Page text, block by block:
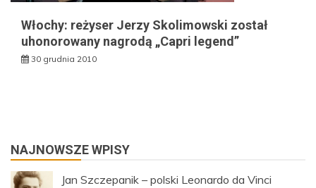
Włochy: reżyser Jerzy Skolimowski został
uhonorowany nagrodą „Capri legend”
30 grudnia 2010
NAJNOWSZE WPISY
Jan Szczepanik – polski Leonardo da Vinci